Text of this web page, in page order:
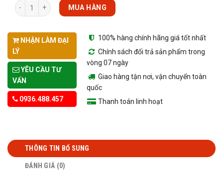
Số lượng
MUA HÀNG
NHẬN LÀM ĐẠI
LÝ
YÊU CẦU TƯ
VẤN
0936.488.457
100% hàng chính hãng giá tốt nhất
Chính sách đổi trả sản phẩm trong
vòng 07 ngày
Giao hàng tận nơi, vận chuyển toàn
quốc
Thanh toán linh hoạt
THÔNG TIN BỔ SUNG
ĐÁNH GIÁ (0)